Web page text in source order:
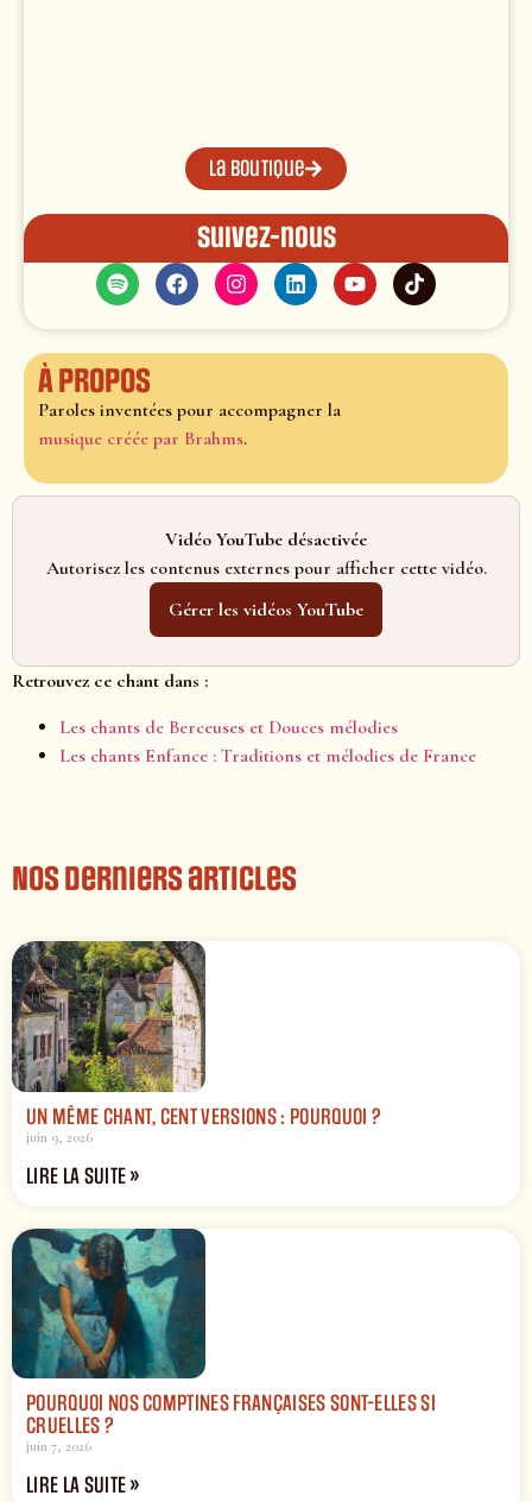
La boutique
Suivez-nous
À propos
Paroles inventées pour accompagner la
musique créée par Brahms.
Vidéo YouTube désactivée
Autorisez les contenus externes pour afficher cette vidéo.
Gérer les vidéos YouTube
Retrouvez ce chant dans :
Les chants de Berceuses et Douces mélodies
Les chants Enfance : Traditions et mélodies de France
Nos derniers articles
UN MÊME CHANT, CENT VERSIONS : POURQUOI ?
juin 9, 2026
LIRE LA SUITE »
POURQUOI NOS COMPTINES FRANÇAISES SONT-ELLES SI
CRUELLES ?
juin 7, 2026
LIRE LA SUITE »